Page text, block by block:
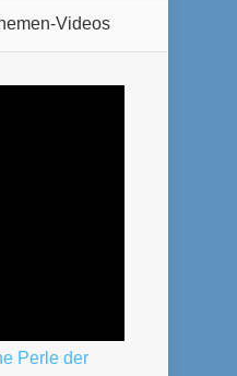
Videos
Perle der